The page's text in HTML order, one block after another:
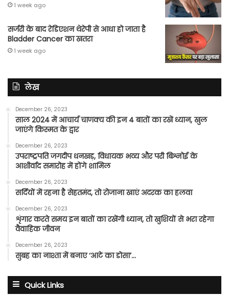
1 week ago
सर्जरी के बाद रेडिएशन थेरेपी से आधा हो जाता है
Bladder Cancer का खतरा
1 week ago
लेख
December 26, 2023
साल 2024 में आचार्य चाणक्य की इन 4 बातों का रखें ध्यान, खुल
जाएंगे किस्मत के द्वार
December 26, 2023
उपराष्ट्रपति जगदीप धनखड़, विधायक भव्य और परी बिश्नोई के
आशीर्वाद समारोह में होंगे शामिल
December 26, 2023
सर्दियों में रहना है सेहतमंद, तो रोजाना खाएं अदरक का हलवा
December 26, 2023
शृंगार करते समय इन बातों का रखेंगी ध्यान, तो खुशियों से भरा रहेगा
वैवाहिक जीवन
December 26, 2023
सुबह का नाश्ता में बनाए ‘आटे का डोसा’…
Quick Links